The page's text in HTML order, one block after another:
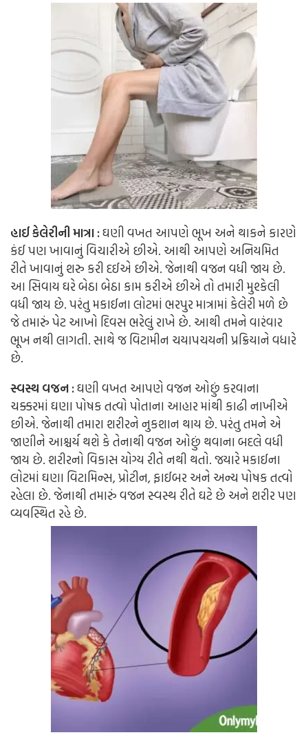
હાઈ કેલેરીની માત્રા :ઘણી વખત આપણે ભૂખ અને થાકને કારણે
કંઈ પણ ખાવાનું વિચારીએ છીએ. આથી આપણે અનિયમિત
રીતે ખાવાનું શરુ કરી દઈએ છીએ. જેનાથી વજન વધી જાય છે.
આ સિવાય ઘરે બેઠા બેઠા કામ કરીએ છીએ તો તમારી મુશ્કેલી
વધી જાય છે. પરંતુ મકાઈના લોટમાં ભરપુર માત્રામાં કેલેરી મળે છે
જે તમારું પેટ આખો દિવસ ભરેલું રાખે છે. આથી તમને વારંવાર
ભૂખ નથી લાગતી. સાથે જ વિટામીન ચયાપચયની પ્રક્રિયાને વધારે
છે.
સ્વસ્થ વજન :ઘણી વખત આપણે વજન ઓછું કરવાના
ચક્કરમાં ઘણા પોષક તત્વો પોતાના આહાર માંથી કાઢી નાખીએ
છીએ. જેનાથી તમારા શરીરને નુકશાન થાય છે. પરંતુ તમને એ
જાણીને આશ્ચર્ય થશે કે તેનાથી વજન ઓછું થવાના બદલે વધી
જાય છે. શરીરનો વિકાસ યોગ્ય રીતે નથી થતો. જયારે મકાઈના
લોટમાં ઘણા વિટામિન્સ, પ્રોટીન, ફાઈબર અને અન્ય પોષક તત્વો
રહેલા છે. જેનાથી તમારું વજન સ્વસ્થ રીતે ઘટે છે અને શરીર પણ
વ્યવસ્થિત રહે છે.